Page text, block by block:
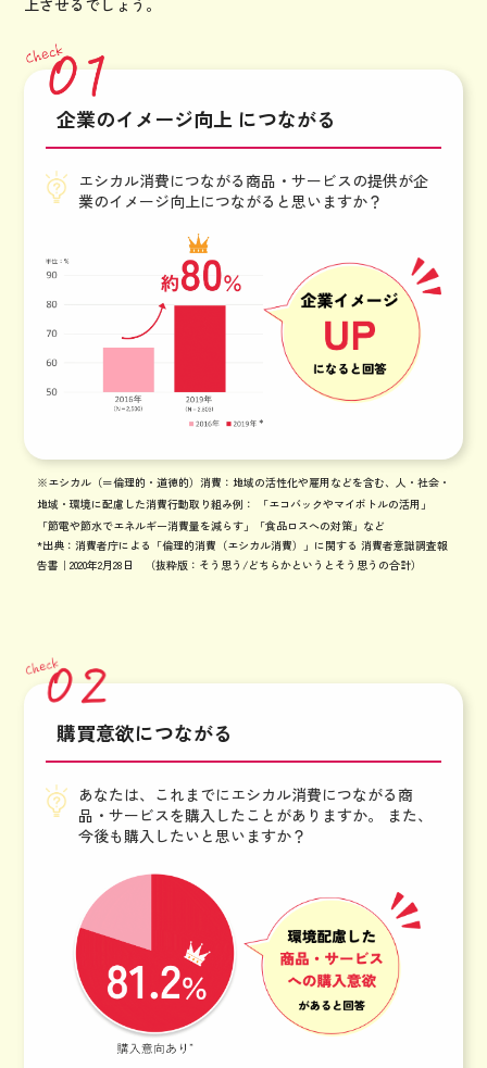
上させるでしょう。
企業のイメージ向上 につながる
エシカル消費につながる商品・サービスの提供が企
業のイメージ向上につながると思いますか？
※エシカル（＝倫理的・道徳的）消費：地域の活性化や雇用などを含む、人・社会・
地域・環境に配慮した消費行動取り組み例：
「エコバックやマイボトルの活用」
「節電や節水でエネルギー消費量を減らす」「食品ロスへの対策」など
*出典：消費者庁による「倫理的消費（エシカル消費）」に関する 消費者意識調査報
告書｜2020年2月28日 （抜粋版：そう思う/どちらかというとそう思うの合計）
購買意欲につながる
あなたは、これまでにエシカル消費につながる商
品・サービスを購入したことがありますか。 また、
今後も購入したいと思いますか？